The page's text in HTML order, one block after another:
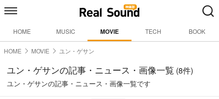
HOME MUSIC MOVIE TECH BOOK
HOME MOVIE ユン・ゲサン
ユン・ゲサンの記事・ニュース・画像一覧 (8件)
ユン・ゲサンの記事・ニュース・画像一覧です